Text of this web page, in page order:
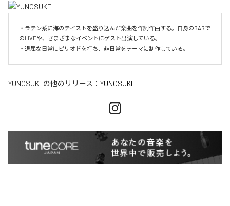
・ラテン系に海のテイストを盛り込んだ楽曲を作詞作曲する。自身のBARで
のLIVEや、さまざまなイベントにゲスト出演している。
・退屈な日常にピリオドを打ち、非日常をテーマに制作している。
YUNOSUKEの他のリリース： YUNOSUKE